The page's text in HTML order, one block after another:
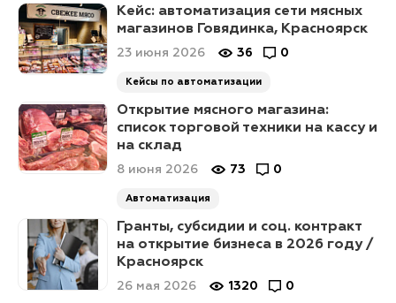
Кейс: автоматизация сети мясных
магазинов Говядинка, Красноярск
23 июня 2026 36 0
Кейсы по автоматизации
Открытие мясного магазина:
список торговой техники на кассу и
на склад
8 июня 2026 73 0
Автоматизация
Гранты, субсидии и соц. контракт
на открытие бизнеса в 2026 году /
Красноярск
26 мая 2026 1320 0